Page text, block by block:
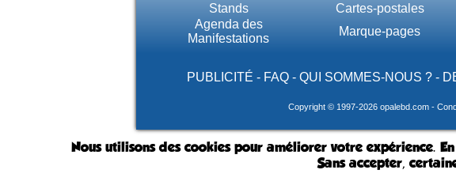
Stands
Cartes-postales
Agenda des
Manifestations
Marque-pages
PUBLICITÉ - FAQ - QUI SOMMES-NOUS ? -
Copyright © 1997-2026 opalebd.com -
Nous utilisons des cookies pour améliorer votre expérience.
Sans accepter,